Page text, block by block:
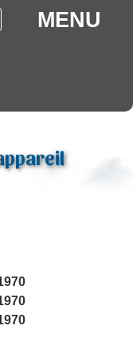
MENU